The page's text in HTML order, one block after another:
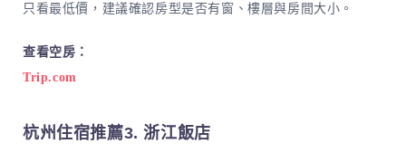
只看最低價，建議確認房型是否有窗、樓層與房間大小。
查看空房：
Trip.com
杭州住宿推薦3. 浙江飯店